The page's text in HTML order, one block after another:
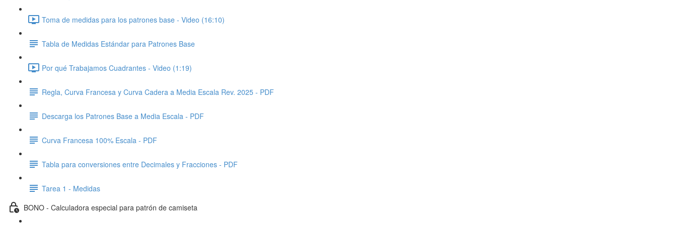
Toma de medidas para los patrones base - Video (16:10)
Tabla de Medidas Estándar para Patrones Base
Por qué Trabajamos Cuadrantes - Video (1:19)
Regla, Curva Francesa y Curva Cadera a Media Escala Rev. 2025 - PDF
Descarga los Patrones Base a Media Escala - PDF
Curva Francesa 100% Escala - PDF
Tabla para conversiones entre Decimales y Fracciones - PDF
Tarea 1 - Medidas
BONO - Calculadora especial para patrón de camiseta